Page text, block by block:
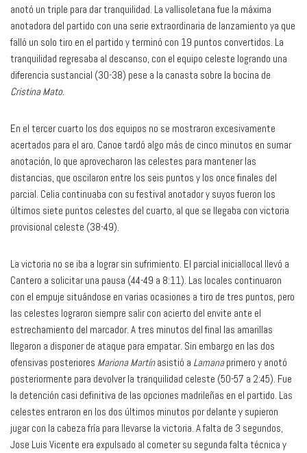
anotó un triple para dar tranquilidad. La vallisoletana fue la máxima
anotadora del partido con una serie extraordinaria de lanzamiento ya que
falló un solo tiro en el partido y terminó con 19 puntos convertidos. La
tranquilidad regresaba al descanso, con el equipo celeste logrando una
diferencia sustancial (30-38) pese a la canasta sobre la bocina de
Cristina Mato.
En el tercer cuarto los dos equipos no se mostraron excesivamente
acertados para el aro. Canoe tardó algo más de cinco minutos en sumar
anotación, lo que aprovecharon las celestes para mantener las
distancias, que oscilaron entre los seis puntos y los once finales del
parcial. Celia continuaba con su festival anotador y suyos fueron los
últimos siete puntos celestes del cuarto, al que se llegaba con victoria
provisional celeste (38-49).
La victoria no se iba a lograr sin sufrimiento. El parcial iniciallocal llevó a
Cantero a solicitar una pausa (44-49 a 8:11). Las locales continuaron
con el empuje situándose en varias ocasiones a tiro de tres puntos, pero
las celestes lograron siempre salir con acierto del envite ante el
estrechamiento del marcador. A tres minutos del final las amarillas
llegaron a disponer de ataque para empatar. Sin embargo en las dos
ofensivas posteriores Mariona Martínasistió a Lamanaprimero y anotó
posteriormente para devolver la tranquilidad celeste (50-57 a 2:45). Fue
la detención casi definitiva de las opciones madrileñas en el partido. Las
celestes entraron en los dos últimos minutos por delante y supieron
jugar con la cabeza fría para llevarse la victoria. A falta de 3 segundos,
Jose Luis Vicente era expulsado al cometer su segunda falta técnica y